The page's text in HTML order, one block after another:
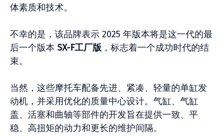
体素质和技术。
不幸的是，该品牌表示 2025 年版本将是这一代的最
后一个版本 SX-F工厂版 ，标志着一个成功时代的结
束。
当然，这些摩托车配备先进、紧凑、轻量的单缸发
动机，并采用优化的质量中心设计。气缸、气缸
盖、活塞和曲轴等部件的开发旨在提供一致、平
稳、高扭矩的动力和更长的维护间隔。